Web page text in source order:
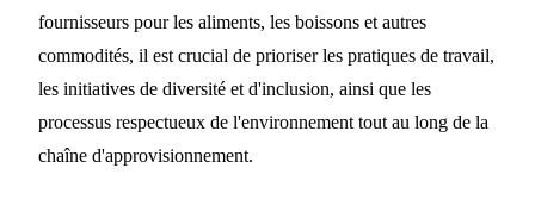
fournisseurs pour les aliments, les boissons et autres
commodités, il est crucial de prioriser les pratiques de travail,
les initiatives de diversité et d'inclusion, ainsi que les
processus respectueux de l'environnement tout au long de la
chaîne d'approvisionnement.